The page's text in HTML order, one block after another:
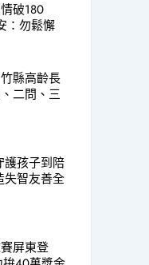
破180
：勿鬆懈
縣高齡長
二問、三
護孩子到陪
失智友善全
屏東登